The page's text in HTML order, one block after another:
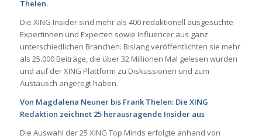
Thelen.
Die XING Insider sind mehr als 400 redaktionell ausgesuchte
Expertinnen und Experten sowie Influencer aus ganz
unterschiedlichen Branchen. Bislang veröffentlichten sie mehr
als 25.000 Beiträge, die über 32 Millionen Mal gelesen wurden
und auf der XING Plattform zu Diskussionen und zum
Austausch angeregt haben.
Von Magdalena Neuner bis Frank Thelen: Die XING
Redaktion zeichnet 25 herausragende Insider aus
Die Auswahl der 25 XING Top Minds erfolgte anhand von